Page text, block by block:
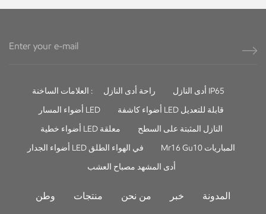
العلامات الساخنة : راحة أدى النازل
أدى النازل IP65
أضواء المسار LED
أضواء كاشفة LED قابلة للتعديل
أضواء خطية LED معلقة
النازل المثبتة على السطح
أضواء الجدار LED في الهواء الطلق
Mr16 Gu10 المباريات
أدى المشهد مصباح العشب
وطن منتجات من نحن خبر
المدونة